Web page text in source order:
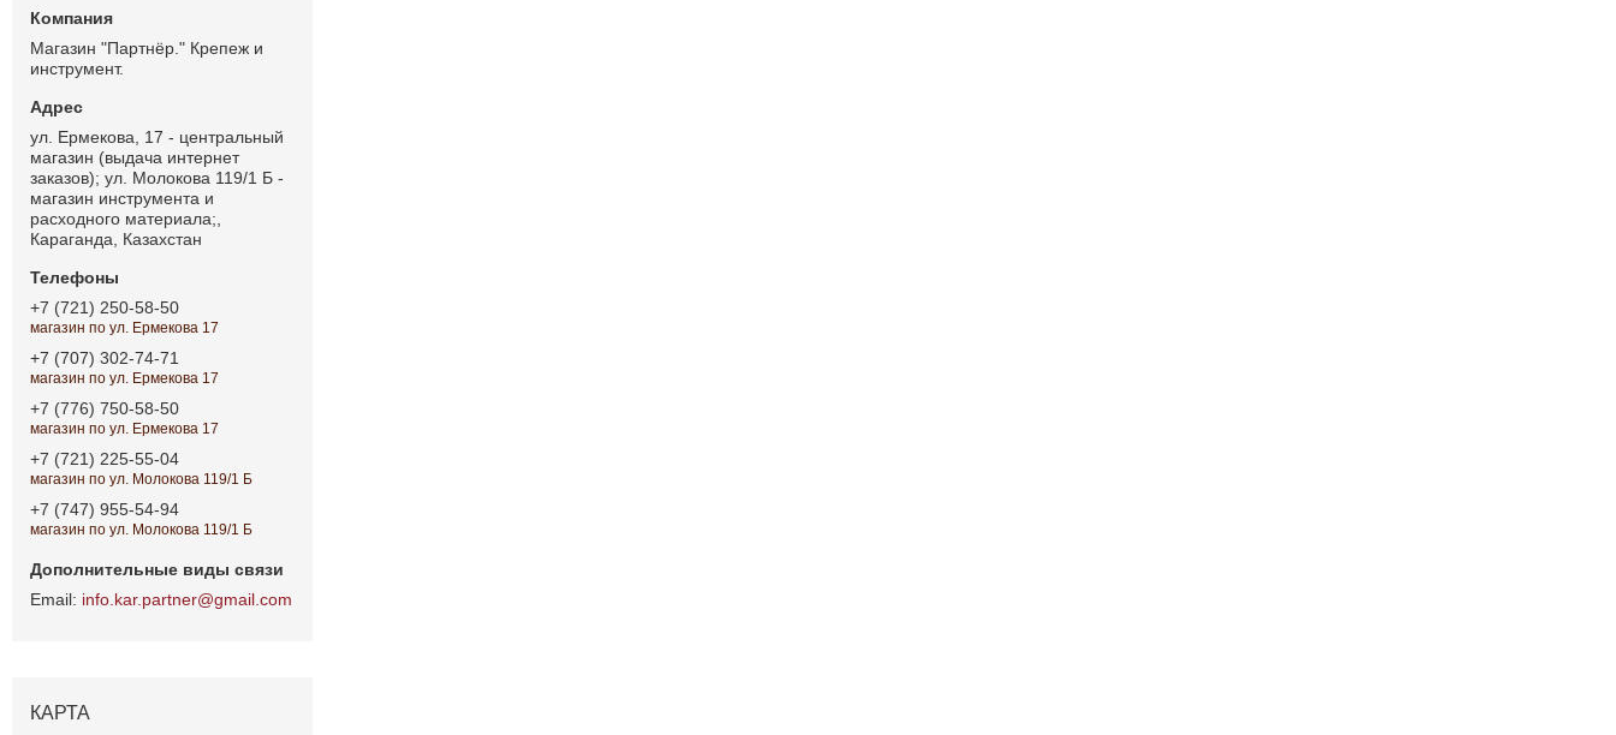
Магазин "Партнёр." Крепеж и
инструмент.
ул. Ермекова, 17 - центральный
магазин (выдача интернет
заказов); ул. Молокова 119/1 Б -
магазин инструмента и
расходного материала;,
Караганда, Казахстан
+7 (721) 250-58-50
магазин по ул. Ермекова 17
+7 (707) 302-74-71
магазин по ул. Ермекова 17
+7 (776) 750-58-50
магазин по ул. Ермекова 17
+7 (721) 225-55-04
магазин по ул. Молокова 119/1 Б
+7 (747) 955-54-94
магазин по ул. Молокова 119/1 Б
info.kar.partner@gmail.com
КАРТА